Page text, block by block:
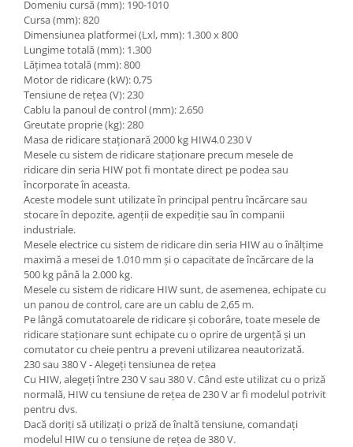
Domeniu cursă (mm): 190-1010
Cursa (mm): 820
Dimensiunea platformei (Lxl, mm): 1.300 x 800
Lungime totală (mm): 1.300
Lățimea totală (mm): 800
Motor de ridicare (kW): 0,75
Tensiune de rețea (V): 230
Cablu la panoul de control (mm): 2.650
Greutate proprie (kg): 280
Masa de ridicare staționară 2000 kg HIW4.0 230 V
Mesele cu sistem de ridicare staționare precum mesele de
ridicare din seria HIW pot fi montate direct pe podea sau
încorporate în aceasta.
Aceste modele sunt utilizate în principal pentru încărcare sau
stocare în depozite, agenții de expediție sau în companii
industriale.
Mesele electrice cu sistem de ridicare din seria HIW au o înălțime
maximă a mesei de 1.010 mm și o capacitate de încărcare de la
500 kg până la 2.000 kg.
Mesele cu sistem de ridicare HIW sunt, de asemenea, echipate cu
un panou de control, care are un cablu de 2,65 m.
Pe lângă comutatoarele de ridicare și coborâre, toate mesele de
ridicare staționare sunt echipate cu o oprire de urgență și un
comutator cu cheie pentru a preveni utilizarea neautorizată.
230 sau 380 V - Alegeți tensiunea de rețea
Cu HIW, alegeți între 230 V sau 380 V. Când este utilizat cu o priză
normală, HIW cu tensiune de rețea de 230 V ar fi modelul potrivit
pentru dvs.
Dacă doriți să utilizați o priză de înaltă tensiune, comandați
modelul HIW cu o tensiune de rețea de 380 V.